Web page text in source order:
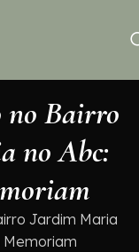
no Bairro
no Abc:
Jardim Maria
Memoriam